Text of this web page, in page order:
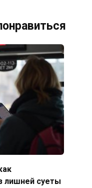
лишней суеты